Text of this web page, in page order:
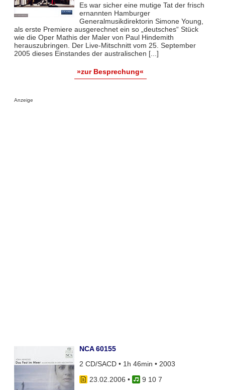
Es war sicher eine mutige Tat der frisch
ernannten Hamburger
Generalmusikdirektorin Simone Young,
als erste Premiere ausgerechnet ein so „deutsches“ Stück
wie die Oper Mathis der Maler von Paul Hindemith
herauszubringen. Der Live-Mitschnitt vom 25. September
2005 dieses Einstandes der australischen [...]
»zur Besprechung«
Anzeige
NCA 60155
2 CD/SACD • 1h 46min • 2003
23.02.2006 •
9 10 7